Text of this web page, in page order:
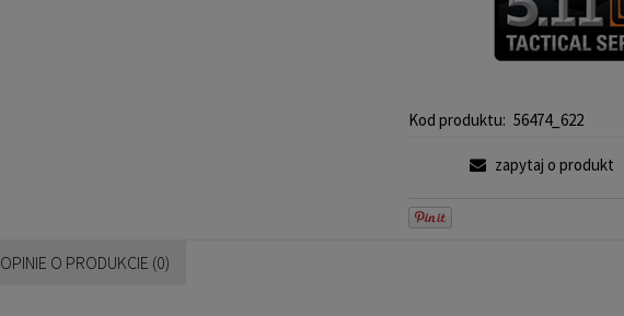
Kod produktu: 56474_622
zapytaj o produkt
OPINIE O PRODUKCIE (0)